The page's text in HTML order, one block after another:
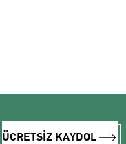
ÜCRETSİZ KAYDOL